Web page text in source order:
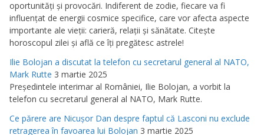
oportunităţi şi provocări. Indiferent de zodie, fiecare va fi
influenţat de energii cosmice specifice, care vor afecta aspecte
importante ale vieţii: carieră, relaţii şi sănătate. Citeşte
horoscopul zilei şi află ce îţi pregătesc astrele!
Ilie Bolojan a discutat la telefon cu secretarul general al NATO,
Mark Rutte 3 martie 2025
Preşedintele interimar al României, Ilie Bolojan, a vorbit la
telefon cu secretarul general al NATO, Mark Rutte.
Ce părere are Nicuşor Dan despre faptul că Lasconi nu exclude
retragerea în favoarea lui Bolojan 3 martie 2025